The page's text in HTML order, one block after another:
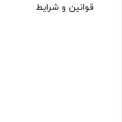
قوانین و شرایط